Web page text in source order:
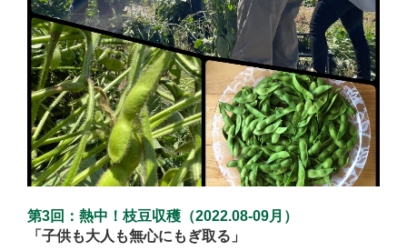
第3回：熱中！枝豆収穫（2022.08-09月）
「子供も大人も無心にもぎ取る」